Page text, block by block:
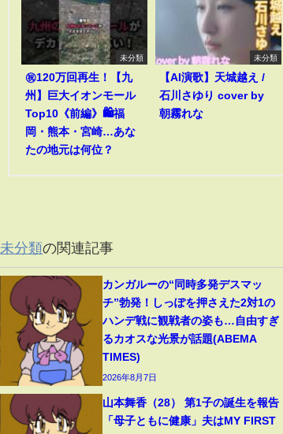
未分類
㊗️120万回再生！【九
州】巨大イオンモール
Top10《前編》🛍️福
岡・熊本・宮崎…あな
たの地元は何位？
未分類
【AI演歌】天城越え /
石川さゆり cover by
朝霧れな
未分類の関連記事
カンガルーの“同時多発デスマッ
チ”勃発！しっぽを押さえた2対1の
ハンデ戦に観戦者の姿も…自由すぎ
るカオスな光景が話題(ABEMA
TIMES)
2026年8月7日
山本舞香（28） 第1子の誕生を報告
「母子ともに健康」夫はMY FIRST